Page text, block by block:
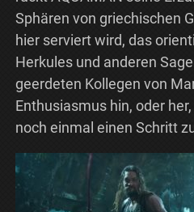
Sphären von griechischen
hier serviert wird, das
Herkules und anderen
geerdeten Kollegen von
Enthusiasmus hin, oder
noch einmal einen Schritt